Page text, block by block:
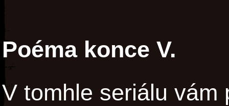
Poéma konce V.
V tomhle seriálu vám